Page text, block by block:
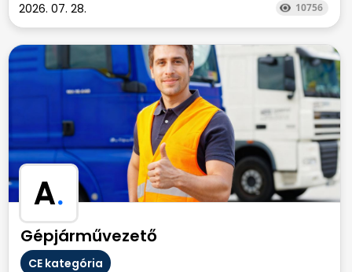
2026. 07. 28. 10756
A.
Gépjárművezető
CE kategória